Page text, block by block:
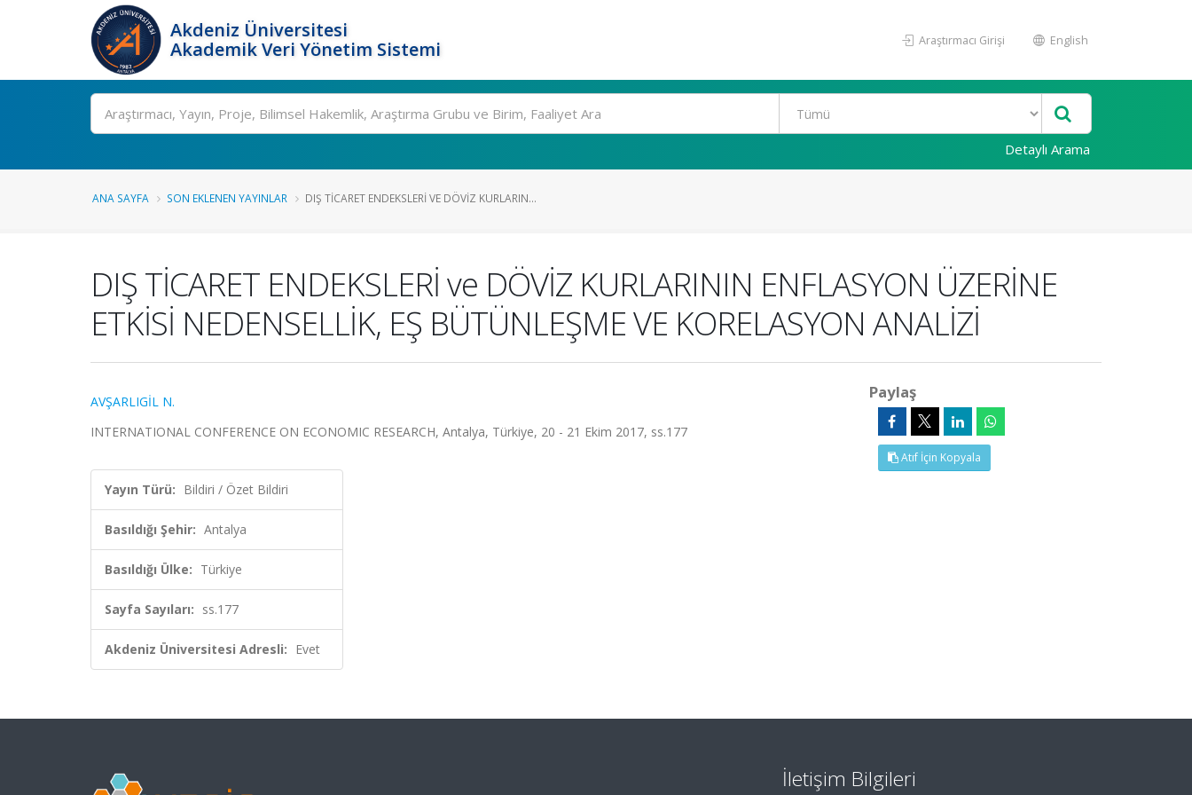
Akdeniz Üniversitesi
Akademik Veri Yönetim Sistemi
Araştırmacı Girişi English
Ara
Detaylı Arama
ANA SAYFA SON EKLENEN YAYINLAR DIŞ TİCARET ENDEKSLERİ VE DÖVİZ KURLARIN...
DIŞ TİCARET ENDEKSLERİ ve DÖVİZ KURLARININ ENFLASYON ÜZERİNE
ETKİSİ NEDENSELLİK, EŞ BÜTÜNLEŞME VE KORELASYON ANALİZİ
AVŞARLIGİL N.
INTERNATIONAL CONFERENCE ON ECONOMIC RESEARCH, Antalya, Türkiye, 20 - 21 Ekim 2017, ss.177
Yayın Türü: Bildiri / Özet Bildiri
Basıldığı Şehir: Antalya
Basıldığı Ülke: Türkiye
Sayfa Sayıları: ss.177
Akdeniz Üniversitesi Adresli: Evet
Paylaş
Atıf İçin Kopyala
İletişim Bilgileri